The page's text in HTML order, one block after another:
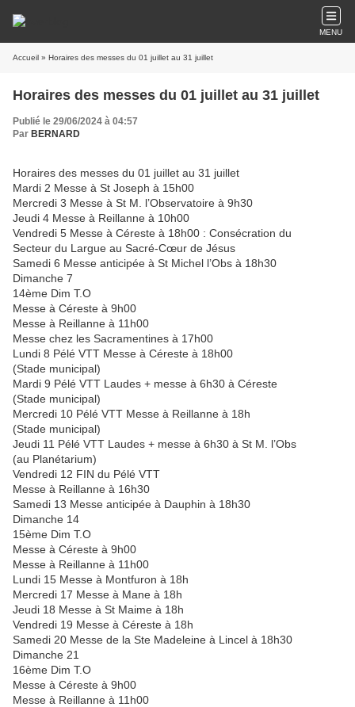
MENU
Accueil » Horaires des messes du 01 juillet au 31 juillet
Horaires des messes du 01 juillet au 31 juillet
Publié le 29/06/2024 à 04:57
Par BERNARD
Horaires des messes du 01 juillet au 31 juillet
Mardi 2 Messe à St Joseph à 15h00
Mercredi 3 Messe à St M. l’Observatoire à 9h30
Jeudi 4 Messe à Reillanne à 10h00
Vendredi 5 Messe à Céreste à 18h00 : Consécration du
Secteur du Largue au Sacré-Cœur de Jésus
Samedi 6 Messe anticipée à St Michel l’Obs à 18h30
Dimanche 7
14ème Dim T.O
Messe à Céreste à 9h00
Messe à Reillanne à 11h00
Messe chez les Sacramentines à 17h00
Lundi 8 Pélé VTT Messe à Céreste à 18h00
(Stade municipal)
Mardi 9 Pélé VTT Laudes + messe à 6h30 à Céreste
(Stade municipal)
Mercredi 10 Pélé VTT Messe à Reillanne à 18h
(Stade municipal)
Jeudi 11 Pélé VTT Laudes + messe à 6h30 à St M. l’Obs
(au Planétarium)
Vendredi 12 FIN du Pélé VTT
Messe à Reillanne à 16h30
Samedi 13 Messe anticipée à Dauphin à 18h30
Dimanche 14
15ème Dim T.O
Messe à Céreste à 9h00
Messe à Reillanne à 11h00
Lundi 15 Messe à Montfuron à 18h
Mercredi 17 Messe à Mane à 18h
Jeudi 18 Messe à St Maime à 18h
Vendredi 19 Messe à Céreste à 18h
Samedi 20 Messe de la Ste Madeleine à Lincel à 18h30
Dimanche 21
16ème Dim T.O
Messe à Céreste à 9h00
Messe à Reillanne à 11h00